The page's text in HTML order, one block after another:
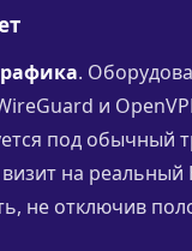
.
и
под обычный
на реальный
не отключив